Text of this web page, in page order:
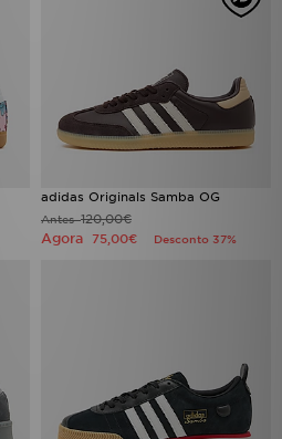
adidas Originals Samba OG
Antes120,00€
Agora 75,00€ Desconto 37%